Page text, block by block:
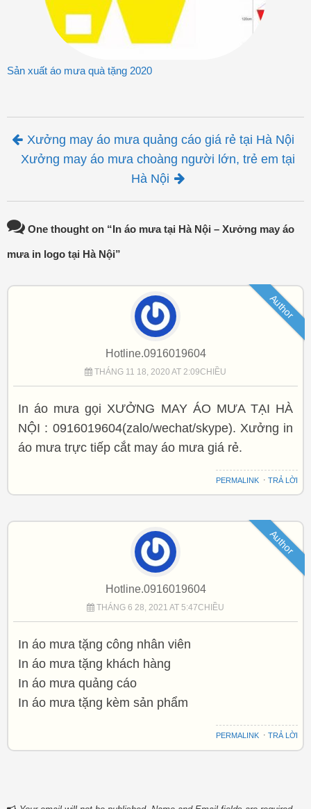
Sản xuất áo mưa quà tặng 2020
Post navigation
Xưởng may áo mưa quảng cáo giá rẻ tại Hà Nội
Xưởng may áo mưa choàng người lớn, trẻ em tại
Hà Nội
One thought on “ In áo mưa tại Hà Nội – Xưởng may áo
mưa in logo tại Hà Nội”
Author
Hotline.0916019604
THÁNG 11 18, 2020 AT 2:09CHIỀU
In áo mưa gọi XƯỞNG MAY ÁO MƯA TẠI HÀ
NỘI : 0916019604(zalo/wechat/skype). Xưởng in
áo mưa trực tiếp cắt may áo mưa giá rẻ.
PERMALINK ⋅TRẢ LỜI
Author
Hotline.0916019604
THÁNG 6 28, 2021 AT 5:47CHIỀU
In áo mưa tặng công nhân viên
In áo mưa tặng khách hàng
In áo mưa quảng cáo
In áo mưa tặng kèm sản phẩm
PERMALINK ⋅TRẢ LỜI